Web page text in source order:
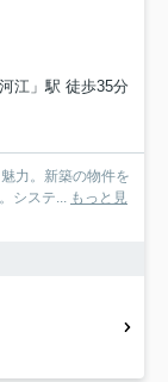
江」駅 徒歩35分
力。新築の物件を
システ... もっと見